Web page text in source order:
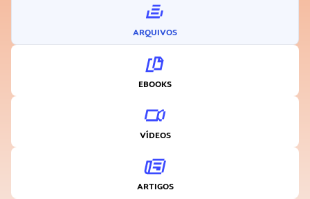
ARQUIVOS
EBOOKS
VÍDEOS
ARTIGOS